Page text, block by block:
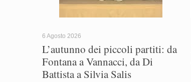
6 Agosto 2026
L’autunno dei piccoli partiti: da
Fontana a Vannacci, da Di
Battista a Silvia Salis